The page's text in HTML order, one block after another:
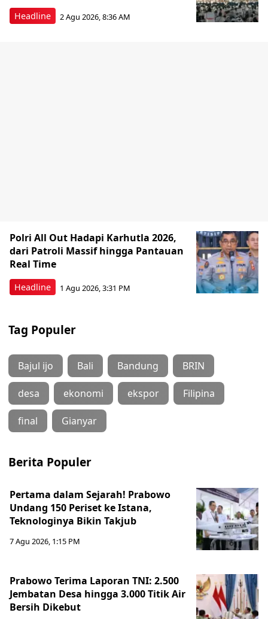
Headline 2 Agu 2026, 8:36 AM
Headline
Polri All Out Hadapi Karhutla 2026,
dari Patroli Massif hingga Pantauan
Real Time
1 Agu 2026, 3:31 PM
Tag Populer
Bajul ijo Bali Bandung BRIN
desa ekonomi ekspor Filipina
final Gianyar
Berita Populer
Pertama dalam Sejarah! Prabowo
Undang 150 Periset ke Istana,
Teknologinya Bikin Takjub
7 Agu 2026, 1:15 PM
Prabowo Terima Laporan TNI: 2.500
Jembatan Desa hingga 3.000 Titik Air
Bersih Dikebut